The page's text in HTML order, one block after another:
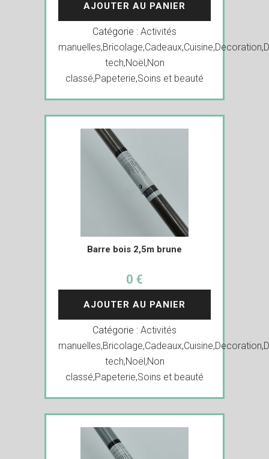
AJOUTER AU PANIER
Catégorie : Activités
manuelles,Bricolage,Cadeaux,Cuisine,Decoration,
tech,Noël,Non
classé,Papeterie,Soins et beauté
Barre bois 2,5m brune
0 €
AJOUTER AU PANIER
Catégorie : Activités
manuelles,Bricolage,Cadeaux,Cuisine,Decoration,
tech,Noël,Non
classé,Papeterie,Soins et beauté